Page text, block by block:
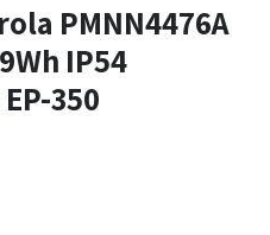
PMNN4476A
IP54
350